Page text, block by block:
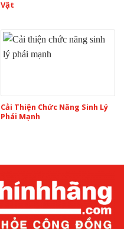
Vật
Cải Thiện Chức Năng Sinh Lý
Phái Mạnh